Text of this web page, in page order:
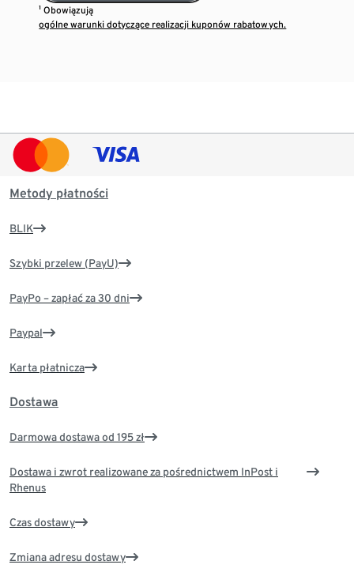
¹ Obowiązują
ogólne warunki dotyczące realizacji kuponów rabatowych.
Metody płatności
BLIK
Szybki przelew (PayU)
PayPo – zapłać za 30 dni
Paypal
Karta płatnicza
Dostawa
Darmowa dostawa od 195 zł
Dostawa i zwrot realizowane za pośrednictwem InPost i
Rhenus
Czas dostawy
Zmiana adresu dostawy